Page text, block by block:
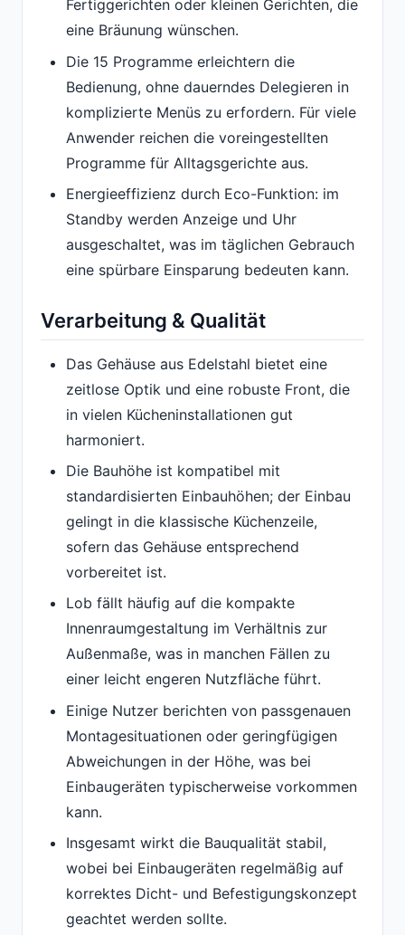
Fertiggerichten oder kleinen Gerichten, die
eine Bräunung wünschen.
Die 15 Programme erleichtern die
Bedienung, ohne dauerndes Delegieren in
komplizierte Menüs zu erfordern. Für viele
Anwender reichen die voreingestellten
Programme für Alltagsgerichte aus.
Energieeffizienz durch Eco-Funktion: im
Standby werden Anzeige und Uhr
ausgeschaltet, was im täglichen Gebrauch
eine spürbare Einsparung bedeuten kann.
Verarbeitung & Qualität
Das Gehäuse aus Edelstahl bietet eine
zeitlose Optik und eine robuste Front, die
in vielen Kücheninstallationen gut
harmoniert.
Die Bauhöhe ist kompatibel mit
standardisierten Einbauhöhen; der Einbau
gelingt in die klassische Küchenzeile,
sofern das Gehäuse entsprechend
vorbereitet ist.
Lob fällt häufig auf die kompakte
Innenraumgestaltung im Verhältnis zur
Außenmaße, was in manchen Fällen zu
einer leicht engeren Nutzfläche führt.
Einige Nutzer berichten von passgenauen
Montagesituationen oder geringfügigen
Abweichungen in der Höhe, was bei
Einbaugeräten typischerweise vorkommen
kann.
Insgesamt wirkt die Bauqualität stabil,
wobei bei Einbaugeräten regelmäßig auf
korrektes Dicht- und Befestigungskonzept
geachtet werden sollte.